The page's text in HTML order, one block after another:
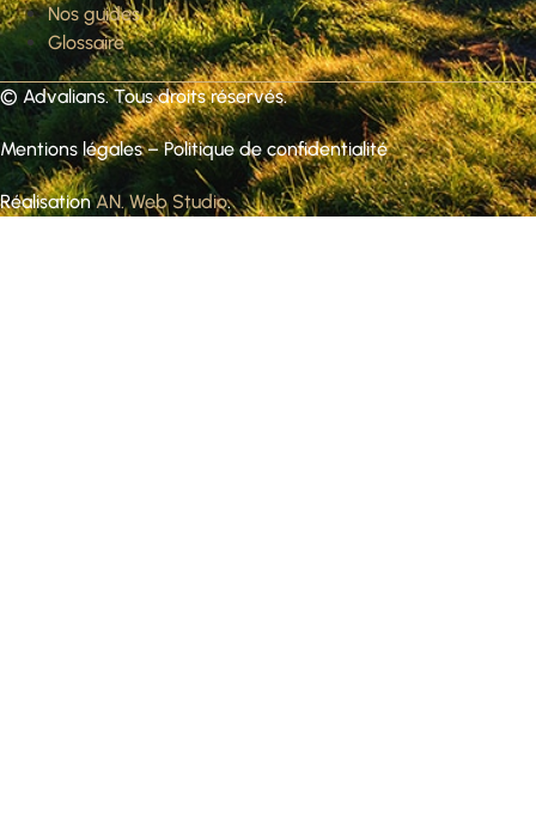
Nos guides
Glossaire
© Advalians. Tous droits réservés.
Mentions légales–Politique de confidentialité
RéalisationAN. Web Studio.